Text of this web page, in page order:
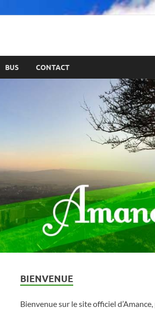
BUS CONTACT
BIENVENUE
Bienvenue sur le site officiel